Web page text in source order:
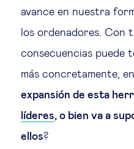
Gestión
avance en nuestra
los ordenadores. Con
consecuencias puede
más concretamente,
expansión de esta
líderes, o bien va a
ellos?